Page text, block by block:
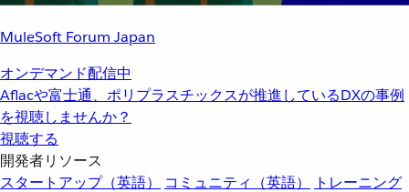
MuleSoft Forum Japan
オンデマンド配信中
Aflacや富士通、ポリプラスチックスが推進しているDXの事例
を視聴しませんか？
視聴する
開発者リソース
スタートアップ（英語）
コミュニティ（英語）
トレーニング